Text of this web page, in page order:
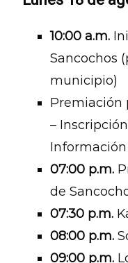
10:00 a.m.
Sancochos
municipio)
Premiación
–
07:00 p.m.
de
07:30 p.m.
08:00 p.m.
09:00 p.m.